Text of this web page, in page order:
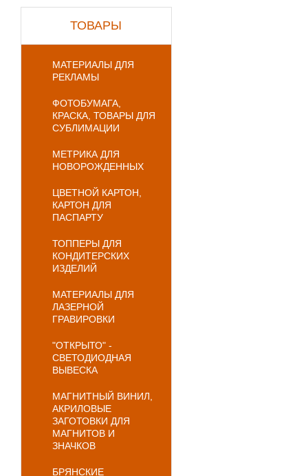
ТОВАРЫ
МАТЕРИАЛЫ ДЛЯ
РЕКЛАМЫ
ФОТОБУМАГА,
КРАСКА, ТОВАРЫ ДЛЯ
СУБЛИМАЦИИ
МЕТРИКА ДЛЯ
НОВОРОЖДЕННЫХ
ЦВЕТНОЙ КАРТОН,
КАРТОН ДЛЯ
ПАСПАРТУ
ТОППЕРЫ ДЛЯ
КОНДИТЕРСКИХ
ИЗДЕЛИЙ
МАТЕРИАЛЫ ДЛЯ
ЛАЗЕРНОЙ
ГРАВИРОВКИ
"ОТКРЫТО" -
СВЕТОДИОДНАЯ
ВЫВЕСКА
МАГНИТНЫЙ ВИНИЛ,
АКРИЛОВЫЕ
ЗАГОТОВКИ ДЛЯ
МАГНИТОВ И
ЗНАЧКОВ
БРЯНСКИЕ